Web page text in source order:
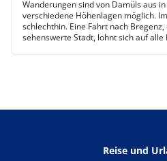
Wanderungen sind von Damüls aus
verschiedene Höhenlagen möglich.
schlechthin. Eine Fahrt nach
sehenswerte Stadt, lohnt sich auf alle
Reise und